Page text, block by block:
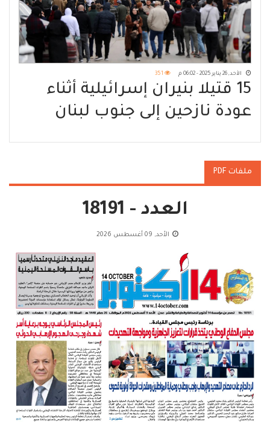
الأحد, 26 يناير 2025 - 06:02 م 351
15 قتيلا بنيران إسرائيلية أثناء
عودة نازحين إلى جنوب لبنان
ملفات PDF
العدد - 18191
الأحد, 09 أغسطس 2026